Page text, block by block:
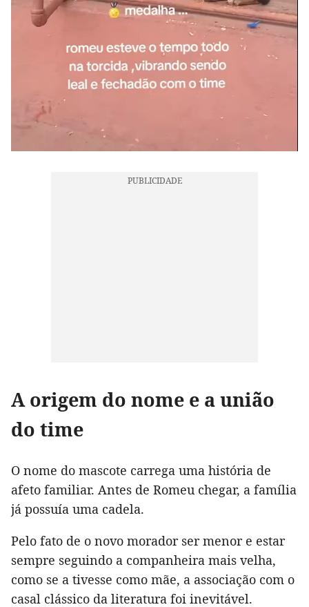
A origem do nome e a união
do time
O nome do mascote carrega uma história de
afeto familiar. Antes de Romeu chegar, a família
já possuía uma cadela.
Pelo fato de o novo morador ser menor e estar
sempre seguindo a companheira mais velha,
como se a tivesse como mãe, a associação com o
casal clássico da literatura foi inevitável.